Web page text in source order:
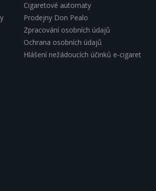
Cigaretové automaty
Prodejny Don Pealo
Zpracování osobních údajů
Ochrana osobních údajů
Hlášení nežádoucích účinků e-cigaret